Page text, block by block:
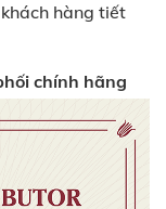
hàng tiết
chính hãng